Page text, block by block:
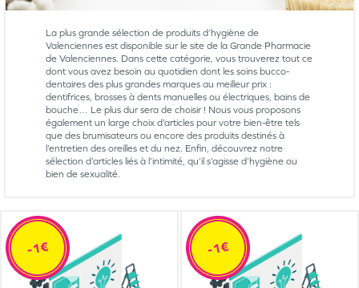
La plus grande sélection de produits d’hygiène de
Valenciennes est disponible sur le site de la Grande Pharmacie
de Valenciennes. Dans cette catégorie, vous trouverez tout ce
dont vous avez besoin au quotidien dont les soins bucco-
dentaires des plus grandes marques au meilleur prix :
dentifrices, brosses à dents manuelles ou électriques, bains de
bouche… Le plus dur sera de choisir ! Nous vous proposons
également un large choix d’articles pour votre bien-être tels
que des brumisateurs ou encore des produits destinés à
l’entretien des oreilles et du nez. Enfin, découvrez notre
sélection d’articles liés à l’intimité, qu’il s’agisse d’hygiène ou
bien de sexualité.
-1€ -1€